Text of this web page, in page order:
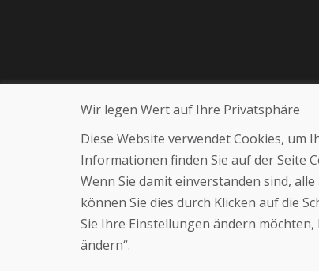
Wir legen Wert auf Ihre Privatsphäre
Diese Website verwendet Cookies, um
Informationen finden Sie auf der Seite
Wenn Sie damit einverstanden sind,
können Sie dies durch Klicken auf die
Sie Ihre Einstellungen ändern
ändern“.